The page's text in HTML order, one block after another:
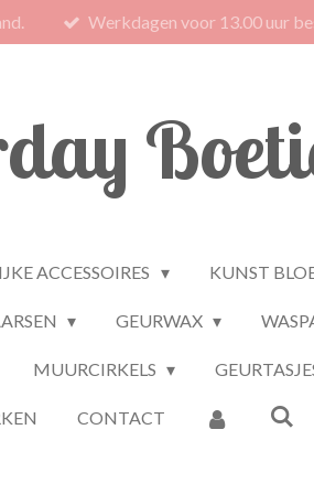
Werkdagen voor 13.00 uur
ACCESSOIRES KUNST
GEURWAX
MUURCIRKELS
CONTACT